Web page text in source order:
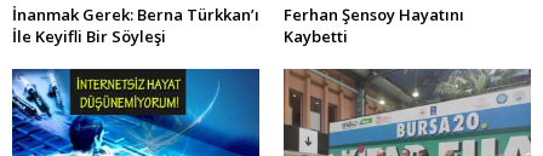
İnanmak Gerek: Berna Türkkan’ı
İle Keyifli Bir Söyleşi
Ferhan Şensoy Hayatını
Kaybetti